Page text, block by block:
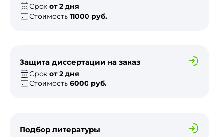
Срок от 2 дня
Стоимость 11000 руб.
Защита диссертации на заказ
Срок от 2 дня
Стоимость 6000 руб.
Подбор литературы